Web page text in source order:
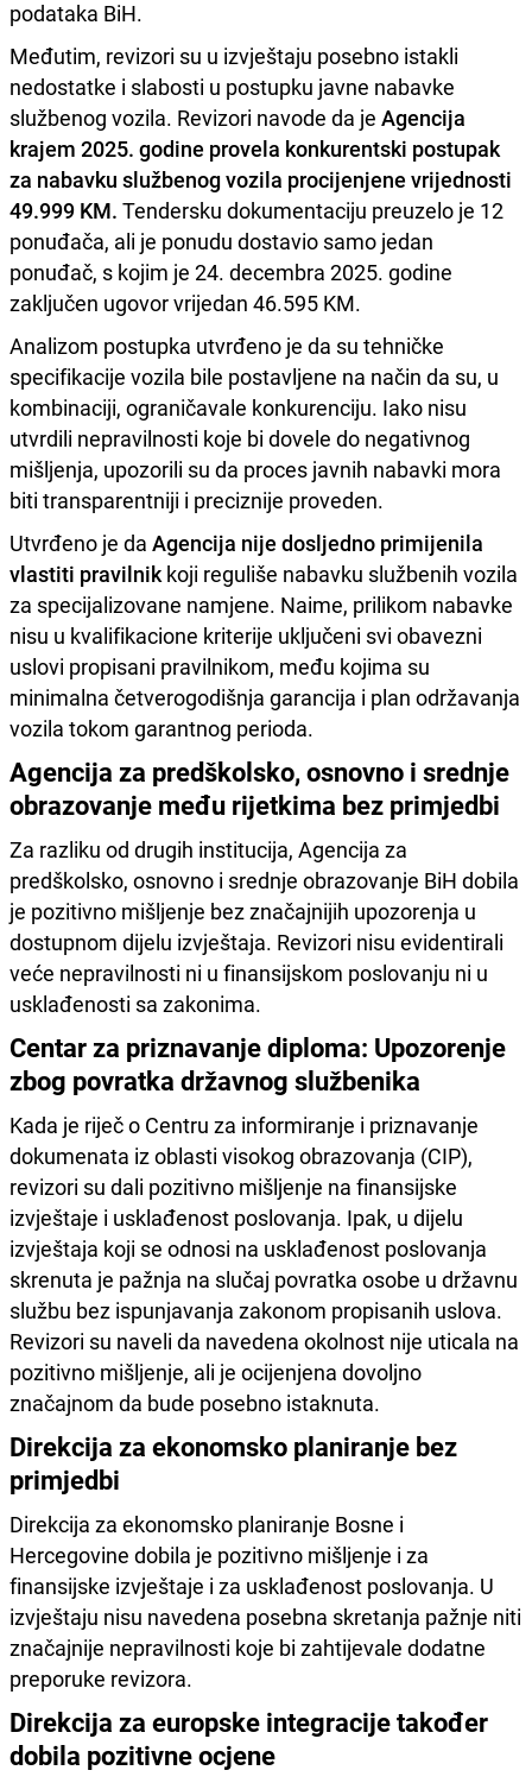
podataka BiH.
Međutim, revizori su u izvještaju posebno istakli
nedostatke i slabosti u postupku javne nabavke
službenog vozila. Revizori navode da je Agencija
krajem 2025. godine provela konkurentski postupak
za nabavku službenog vozila procijenjene vrijednosti
49.999 KM. Tendersku dokumentaciju preuzelo je 12
ponuđača, ali je ponudu dostavio samo jedan
ponuđač, s kojim je 24. decembra 2025. godine
zaključen ugovor vrijedan 46.595 KM.
Analizom postupka utvrđeno je da su tehničke
specifikacije vozila bile postavljene na način da su, u
kombinaciji, ograničavale konkurenciju. Iako nisu
utvrdili nepravilnosti koje bi dovele do negativnog
mišljenja, upozorili su da proces javnih nabavki mora
biti transparentniji i preciznije proveden.
Utvrđeno je da Agencija nije dosljedno primijenila
vlastiti pravilnik koji reguliše nabavku službenih vozila
za specijalizovane namjene. Naime, prilikom nabavke
nisu u kvalifikacione kriterije uključeni svi obavezni
uslovi propisani pravilnikom, među kojima su
minimalna četverogodišnja garancija i plan održavanja
vozila tokom garantnog perioda.
Agencija za predškolsko, osnovno i srednje
obrazovanje među rijetkima bez primjedbi
Za razliku od drugih institucija, Agencija za
predškolsko, osnovno i srednje obrazovanje BiH dobila
je pozitivno mišljenje bez značajnijih upozorenja u
dostupnom dijelu izvještaja. Revizori nisu evidentirali
veće nepravilnosti ni u finansijskom poslovanju ni u
usklađenosti sa zakonima.
Centar za priznavanje diploma: Upozorenje
zbog povratka državnog službenika
Kada je riječ o Centru za informiranje i priznavanje
dokumenata iz oblasti visokog obrazovanja (CIP),
revizori su dali pozitivno mišljenje na finansijske
izvještaje i usklađenost poslovanja. Ipak, u dijelu
izvještaja koji se odnosi na usklađenost poslovanja
skrenuta je pažnja na slučaj povratka osobe u državnu
službu bez ispunjavanja zakonom propisanih uslova.
Revizori su naveli da navedena okolnost nije uticala na
pozitivno mišljenje, ali je ocijenjena dovoljno
značajnom da bude posebno istaknuta.
Direkcija za ekonomsko planiranje bez
primjedbi
Direkcija za ekonomsko planiranje Bosne i
Hercegovine dobila je pozitivno mišljenje i za
finansijske izvještaje i za usklađenost poslovanja. U
izvještaju nisu navedena posebna skretanja pažnje niti
značajnije nepravilnosti koje bi zahtijevale dodatne
preporuke revizora.
Direkcija za europske integracije također
dobila pozitivne ocjene